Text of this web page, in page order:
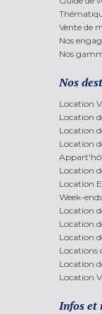
Vente de
Nos
Nos
Nos
Location
Location
Location
Location
Location
Location
Week-
Location
Location
Location
Locations
Location
Location
Infos et